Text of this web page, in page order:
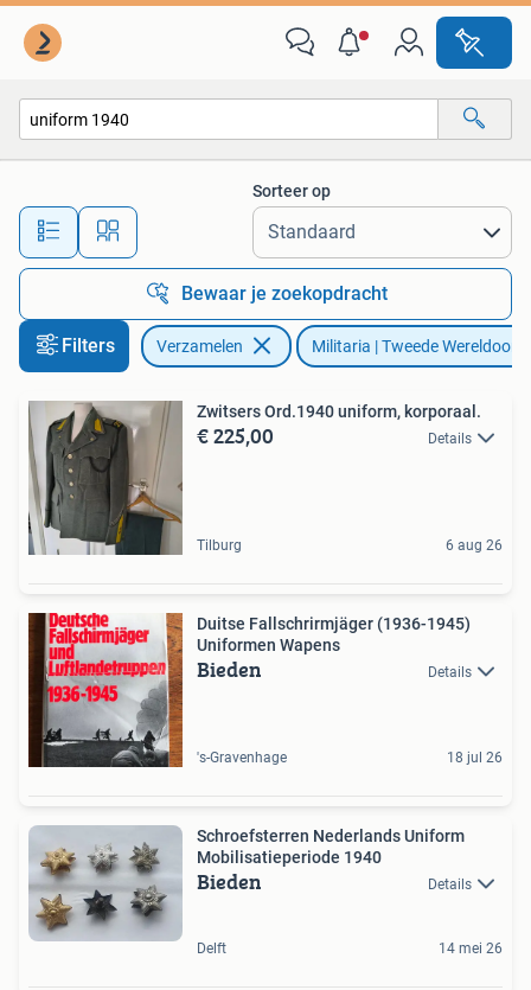
Alle afstanden…
Sorteer op
Bewaar je zoekopdracht
Filters Verzamelen Militaria | Tweede
Zwitsers Ord.1940 uniform, korporaal.
€ 225,00 Details
Tilburg 6 aug 26
Duitse Fallschrirmjäger (1936-1945)
Uniformen Wapens
Bieden Details
's-Gravenhage 18 jul 26
Schroefsterren Nederlands Uniform
Mobilisatieperiode 1940
Bieden Details
Delft 14 mei 26